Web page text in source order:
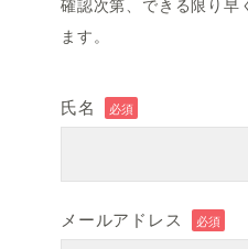
確認次第、できる限り早
ます。
氏名 必須
メールアドレス 必須